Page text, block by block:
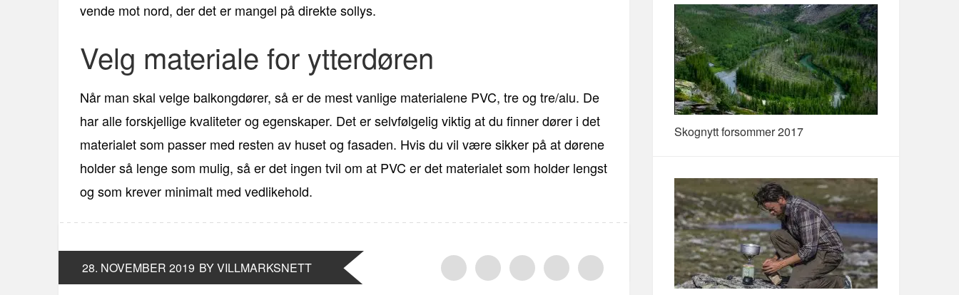
vende mot nord, der det er mangel på direkte sollys.
Velg materiale for ytterdøren
Når man skal velge balkongdører, så er de mest vanlige materialene PVC, tre og tre/alu. De
har alle forskjellige kvaliteter og egenskaper. Det er selvfølgelig viktig at du finner dører i det
materialet som passer med resten av huset og fasaden. Hvis du vil være sikker på at dørene
holder så lenge som mulig, så er det ingen tvil om at PVC er det materialet som holder lengst
og som krever minimalt med vedlikehold.
28. NOVEMBER 2019 BY VILLMARKSNETT
Skognytt forsommer 2017